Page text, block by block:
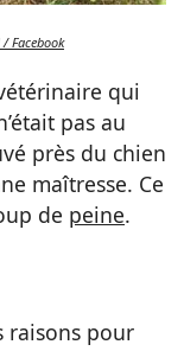
Facebook
qui
pas au
près du chien
maîtresse. Ce
de peine.
raisons pour